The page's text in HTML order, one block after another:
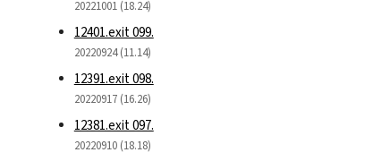
20221001 (18.24)
12401.exit 099.
20220924 (11.14)
12391.exit 098.
20220917 (16.26)
12381.exit 097.
20220910 (18.18)